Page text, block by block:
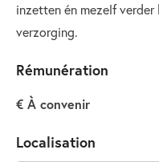
inzetten én mezelf
verzorging.
Rémunération
€ À convenir
Localisation